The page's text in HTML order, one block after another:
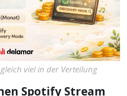
viel in der Verteilung
Spotify Stream